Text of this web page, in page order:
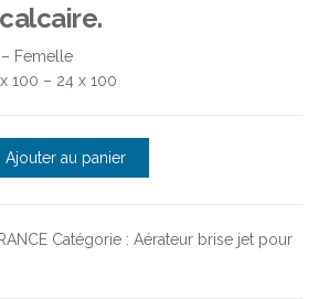
Femelle
100 – 24 x 100
pour brise-jet anticalcaire F 22 et
Ajouter au panier
Catégorie : Aérateur brise jet pour